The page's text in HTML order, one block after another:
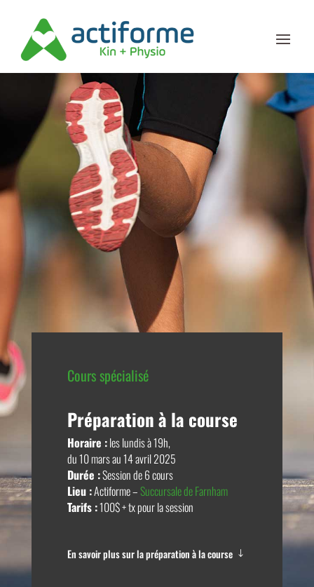
Cours spécialisé
Préparation à la course
Horaire :les lundis à 19h,
du 10 mars au 14 avril 2025
Durée :Session de 6 cours
Lieu :Actiforme –Succursale de Farnham
Tarifs :100$ + tx pour la session
En savoir plus sur la préparation à la course